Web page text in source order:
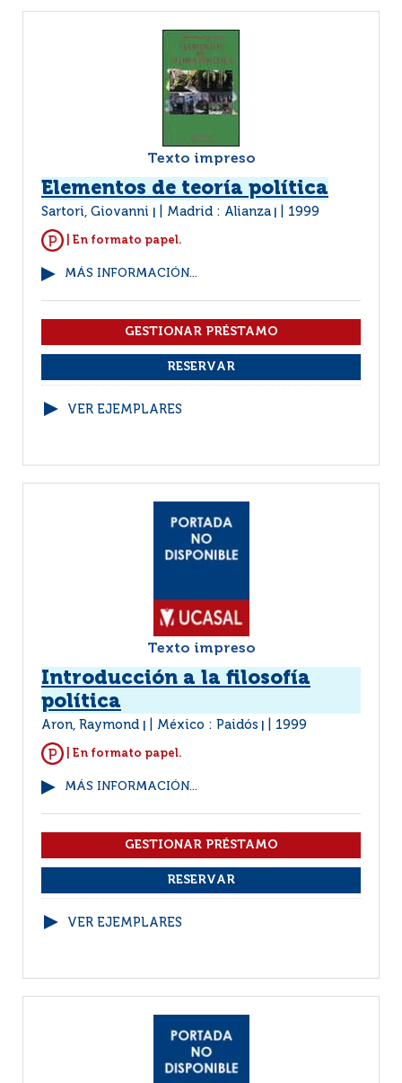
Texto impreso
Elementos de teoría política
Sartori, Giovanni Madrid : Alianza 1999
| En formato papel.
MÁS INFORMACIÓN...
VER EJEMPLARES
Texto impreso
Introducción a la filosofía
política
Aron, Raymond México : Paidós 1999
| En formato papel.
MÁS INFORMACIÓN...
VER EJEMPLARES